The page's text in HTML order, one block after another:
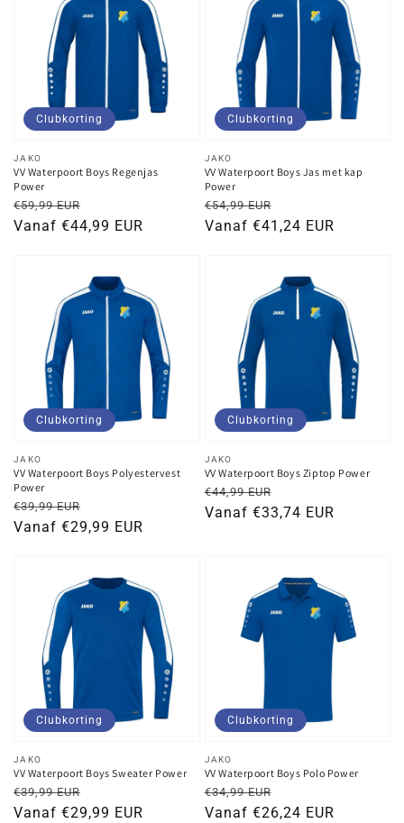
Verkoper:
JAKO
VV Waterpoort Boys Regenjas
Power
Normale
prijs
€59,99 EUR
Kortingsprijs
Vanaf €44,99 EUR
Clubkorting
Verkoper:
JAKO
VV Waterpoort Boys Jas met kap
Power
Normale
prijs
€54,99 EUR
Kortingsprijs
Vanaf €41,24 EUR
Clubkorting
Verkoper:
JAKO
VV Waterpoort Boys Polyestervest
Power
Normale
prijs
€39,99 EUR
Kortingsprijs
Vanaf €29,99 EUR
Clubkorting
Verkoper:
JAKO
VV Waterpoort Boys Ziptop Power
Normale
prijs
€44,99 EUR
Kortingsprijs
Vanaf €33,74 EUR
Clubkorting
Verkoper:
JAKO
VV Waterpoort Boys Sweater Power
Normale
prijs
€39,99 EUR
Kortingsprijs
Vanaf €29,99 EUR
Clubkorting
Verkoper:
JAKO
VV Waterpoort Boys Polo Power
Normale
prijs
€34,99 EUR
Kortingsprijs
Vanaf €26,24 EUR
Clubkorting